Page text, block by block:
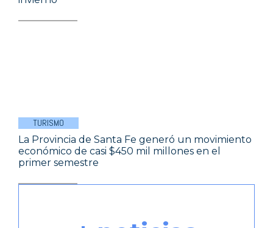
TURISMO
La Provincia de Santa Fe generó un movimiento
económico de casi $450 mil millones en el
primer semestre